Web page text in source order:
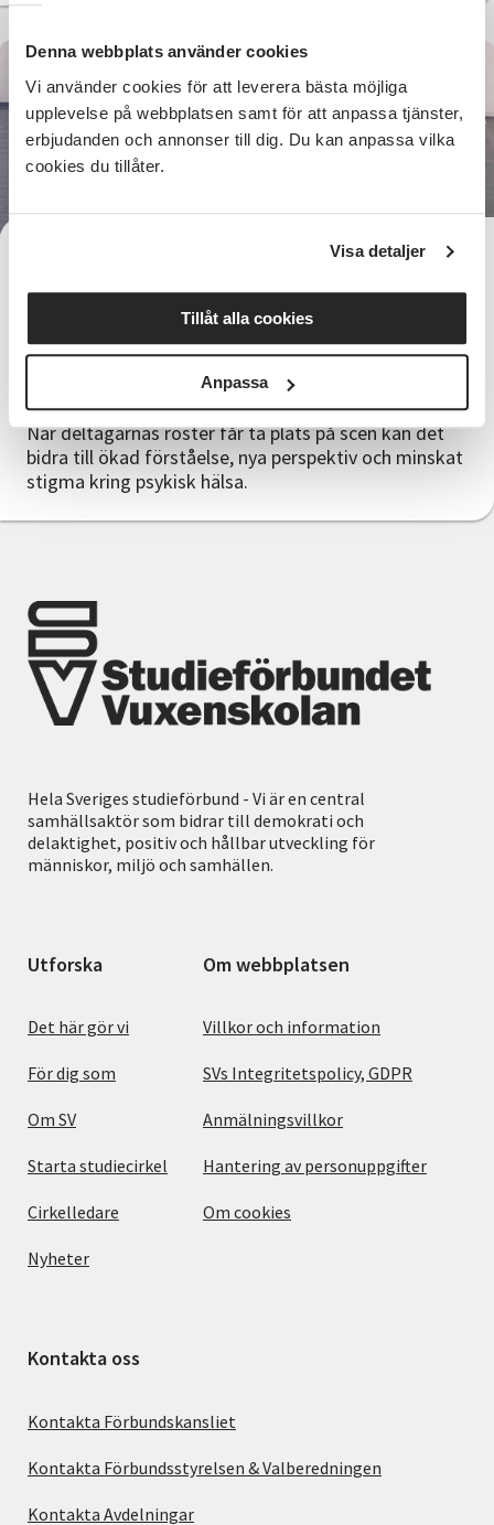
Denna webbplats använder cookies
Vi använder cookies för att leverera bästa möjliga
upplevelse på webbplatsen samt för att anpassa tjänster,
erbjudanden och annonser till dig. Du kan anpassa vilka
cookies du tillåter.
Visa detaljer
Tillåt alla cookies
Anpassa
Varför behövs projektet?
Många människor lever med erfarenheter av psykisk
öppet om dessa erfarenheter. Genom teater och
berättelser skapas ett rum där sådana frågor kan
lyftas och delas med andra.
När deltagarnas röster får ta plats på scen kan det
bidra till ökad förståelse, nya perspektiv och minskat
stigma kring psykisk hälsa.
Hela Sveriges studieförbund - Vi är en central
samhällsaktör som bidrar till demokrati och
delaktighet, positiv och hållbar utveckling för
människor, miljö och samhällen.
Utforska
Det här gör vi
För dig som
Om SV
Starta studiecirkel
Cirkelledare
Nyheter
Om webbplatsen
Villkor och information
SVs Integritetspolicy, GDPR
Anmälningsvillkor
Hantering av personuppgifter
Om cookies
Kontakta oss
Kontakta Förbundskansliet
Kontakta Förbundsstyrelsen & Valberedningen
Kontakta Avdelningar